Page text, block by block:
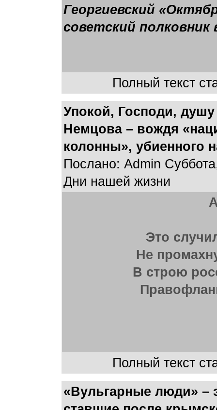
Георгиевский
советский полковник
Полный текст
Упокой, Господи,
Немцова – вождя
колонны», убиенного
Послано: Admin
Дни нашей жизни
Это
Не
В строю
Полный текст
«Вульгарные люди» –